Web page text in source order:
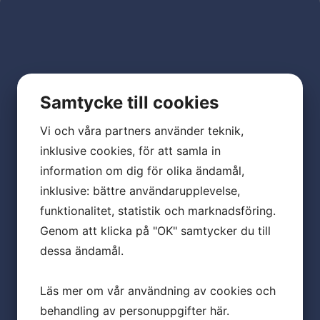
Samtycke till cookies
Vi och våra partners använder teknik,
inklusive cookies, för att samla in
information om dig för olika ändamål,
inklusive: bättre användarupplevelse,
funktionalitet, statistik och marknadsföring.
Genom att klicka på "OK" samtycker du till
dessa ändamål.
Läs mer om vår användning av cookies och
behandling av personuppgifter här.